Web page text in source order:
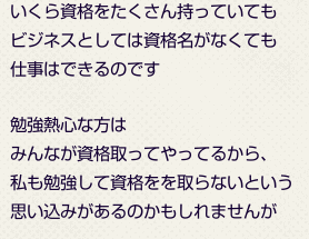
いくら資格をたくさん持っていても
ビジネスとしては資格名がなくても
仕事はできるのです
勉強熱心な方は
みんなが資格取ってやってるから、
私も勉強して資格をを取らないという
思い込みがあるのかもしれませんが